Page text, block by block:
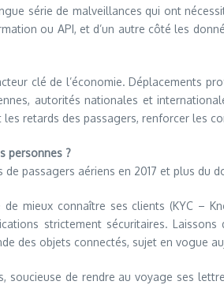
série de malveillances qui ont
ou API, et d’un autre côté les
clé de l’économie. Déplacements
autorités nationales et
retards des passagers, renforcer les
personnes ?
passagers aériens en 2017 et plus du
mieux connaître ses clients (KYC –
strictement sécuritaires.
des objets connectés, sujet en vogue
soucieuse de rendre au voyage ses